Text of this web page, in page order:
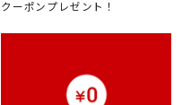
クーポンプレゼント！